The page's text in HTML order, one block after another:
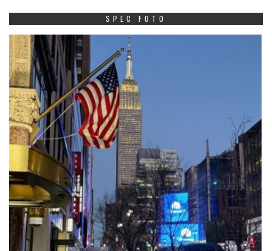
SPEC FOTO